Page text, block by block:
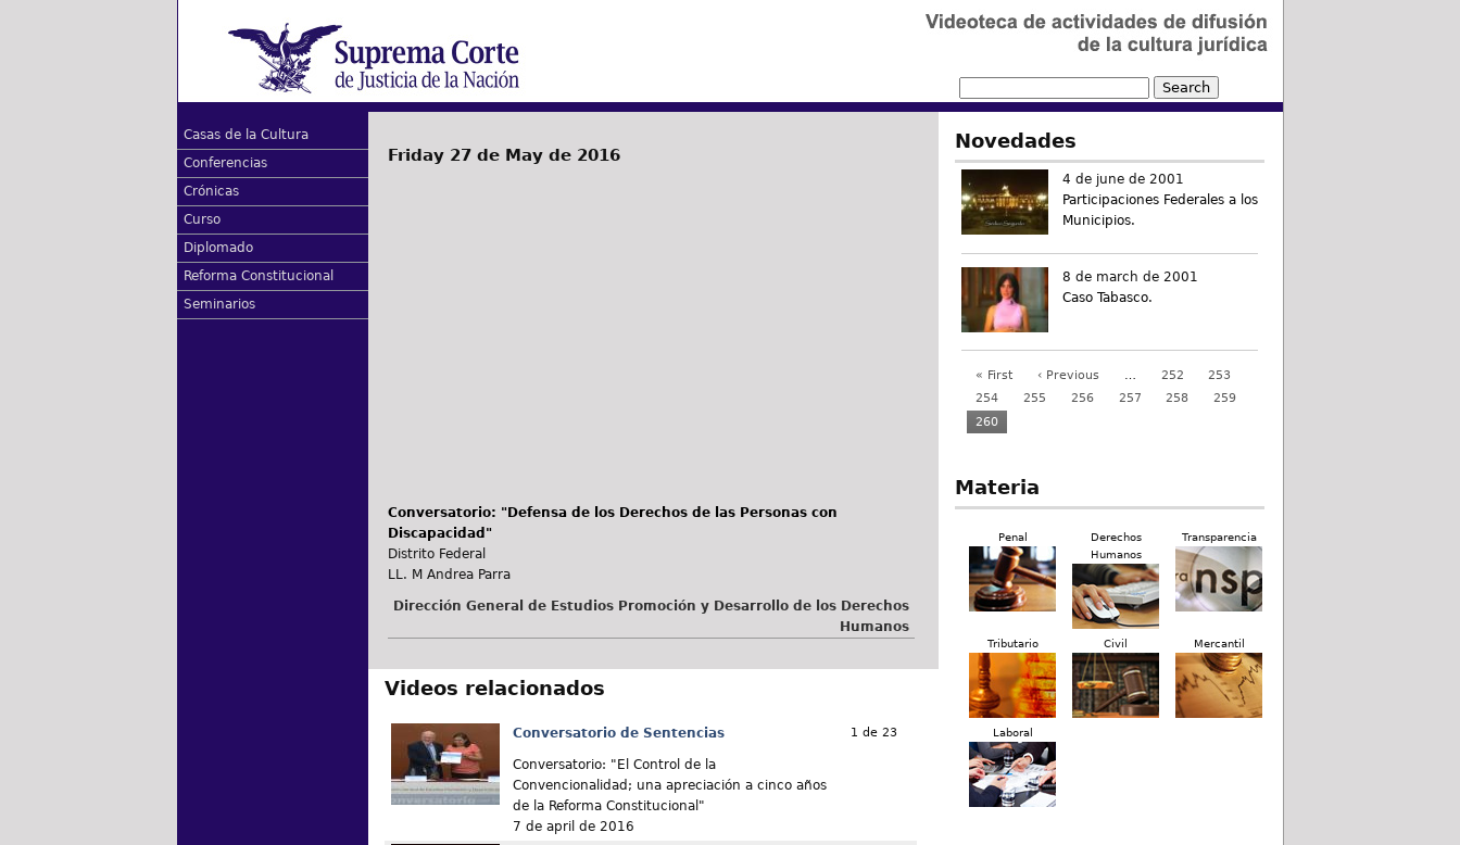
Casas de la Cultura
Conferencias
Crónicas
Curso
Diplomado
Reforma Constitucional
Seminarios
Friday 27 de May de 2016
Conversatorio: "Defensa de los Derechos de las Personas con
Discapacidad"
Distrito Federal
LL. M Andrea Parra
Dirección General de Estudios Promoción y Desarrollo de los Derechos
Humanos
Videos relacionados
Conversatorio de Sentencias
Conversatorio: "El Control de la
Convencionalidad; una apreciación a cinco años
de la Reforma Constitucional"
7 de april de 2016
1 de 23
Novedades
4 de june de 2001
Participaciones Federales a los
Municipios.
8 de march de 2001
Caso Tabasco.
« First ‹ Previous … 252
253
254
255 256 257 258
259
260
Materia
Penal
Derechos
Humanos
Transparencia
Tributario Civil Mercantil
Laboral